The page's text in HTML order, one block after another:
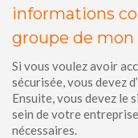
informations
groupe de mon
Si vous voulez avoir
sécurisée, vous devez
Ensuite, vous devez le
sein de votre
nécessaires.